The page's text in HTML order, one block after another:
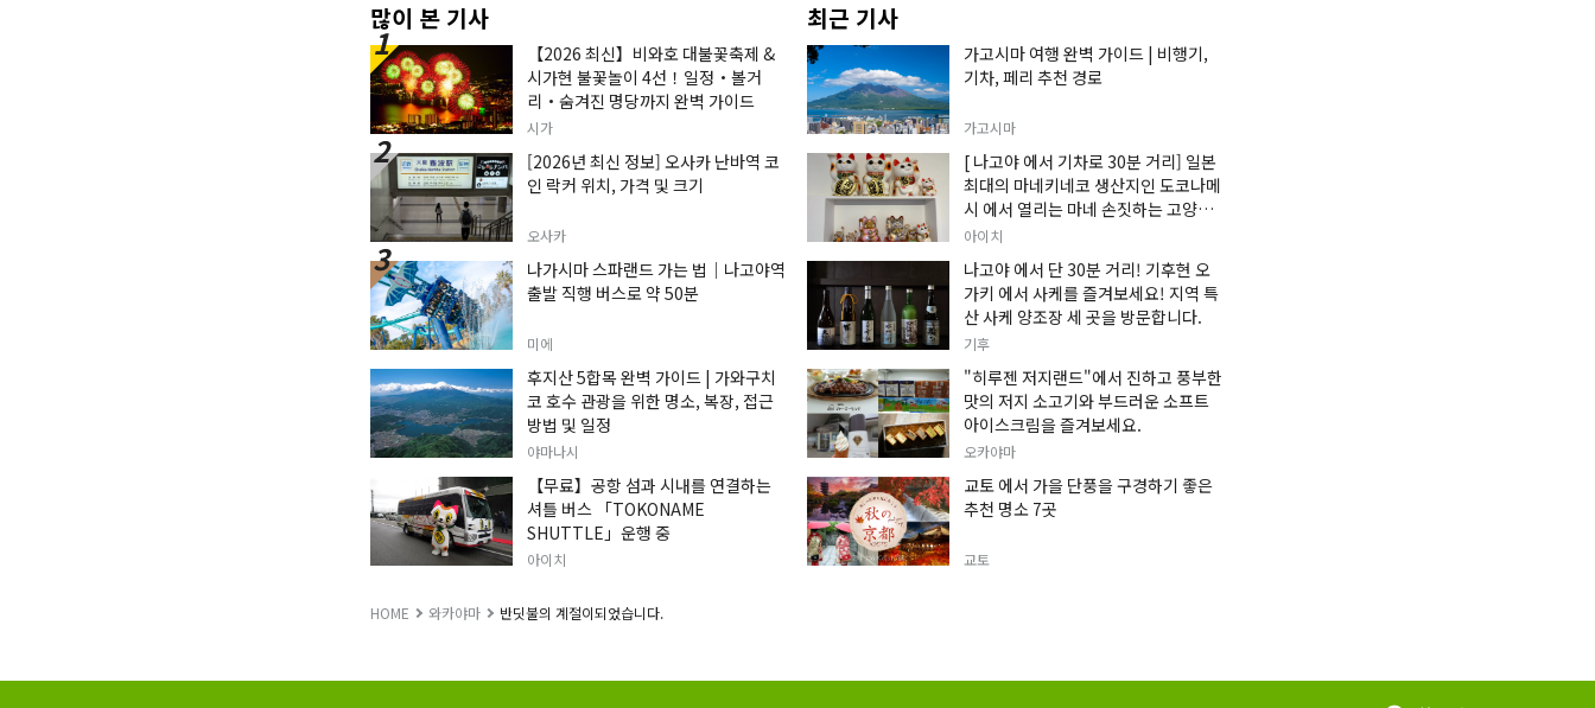
많이 본 기사
【2026 최신】비와호 대불꽃축제 &
시가현 불꽃놀이 4선！일정・볼거
리・숨겨진 명당까지 완벽 가이드
시가
[2026년 최신 정보] 오사카 난바역 코
인 락커 위치, 가격 및 크기
오사카
나가시마 스파랜드 가는 법｜나고야역
출발 직행 버스로 약 50분
미에
후지산 5합목 완벽 가이드 | 가와구치
코 호수 관광을 위한 명소, 복장, 접근
방법 및 일정
야마나시
【무료】공항 섬과 시내를 연결하는
셔틀 버스 「TOKONAME
SHUTTLE」운행 중
아이치
최근 기사
가고시마 여행 완벽 가이드 | 비행기,
기차, 페리 추천 경로
가고시마
[ 나고야 에서 기차로 30분 거리] 일본
최대의 마네키네코 생산지인 도코나메
시 에서 열리는 마네 손짓하는 고양이(
손짓하는 고양이 ) 전시회에 대한 정보
입니다.
아이치
나고야 에서 단 30분 거리! 기후현 오
가키 에서 사케를 즐겨보세요! 지역 특
산 사케 양조장 세 곳을 방문합니다.
기후
"히루젠 저지랜드"에서 진하고 풍부한
맛의 저지 소고기와 부드러운 소프트
아이스크림을 즐겨보세요.
오카야마
교토 에서 가을 단풍을 구경하기 좋은
추천 명소 7곳
교토
HOME 와카야마 반딧불의 계절이되었습니다.